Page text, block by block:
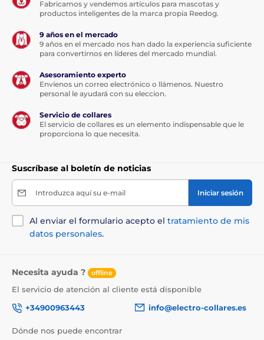
utilizadas.
El collar incluye un receptor y un
transmisor totalmente sumergibles. Esto
lo convierte en la opción ideal para
entrenar en el agua o cerca de ella o en condiciones
extremas (bosque, barro).
Número de perros
Con la compra de un receptor, se pueden
adiestrar hasta 2 perros simultáneamente
con el collar de adiestramiento Dogtrace
retroiluminada que indica el nivel de
Fabricamos y vendemos artículos para mascotas y
productos inteligentes de la marca propia Reedog.
9 años en el mercado
9 años en el mercado nos han dado la experiencia suficiente
para convertirnos en líderes del mercado mundial.
Asesoramiento experto
Envíenos un correo electrónico o llámenos. Nuestro
personal le ayudará con su eleccion.
Servicio de collares
El servicio de collares es un elemento indispensable que le
proporciona lo que necesita.
Suscríbase al boletín de noticias
Introduzca aquí su e-mail Iniciar sesión
Al enviar el formulario acepto el tratamiento de mis
datos personales.
Necesita ayuda ? offline
El servicio de atención al cliente está disponible
+34900963443
info@electro-collares.es
Dónde nos puede encontrar